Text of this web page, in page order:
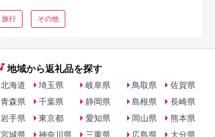
旅行 その他
地域から返礼品を探す
北海道
青森県
岩手県
宮城県
埼玉県
千葉県
東京都
神奈川県
岐阜県
静岡県
愛知県
三重県
鳥取県
島根県
岡山県
広島県
佐賀県
長崎県
熊本県
大分県